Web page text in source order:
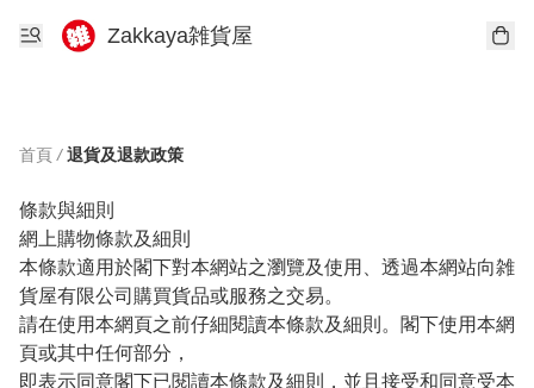
Zakkaya雑貨屋
首頁 / 退貨及退款政策
條款與細則
網上購物條款及細則
本條款適用於閣下對本網站之瀏覽及使用、透過本網站向雑
貨屋有限公司購買貨品或服務之交易。
請在使用本網頁之前仔細閱讀本條款及細則。閣下使用本網
頁或其中任何部分，
即表示同意閣下已閱讀本條款及細則，並且接受和同意受本